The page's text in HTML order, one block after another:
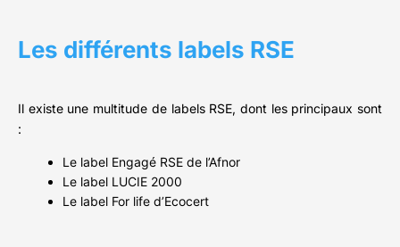
Les différents labels RSE
Il existe une multitude de labels RSE, dont les principaux sont
:
Le label Engagé RSE de l’Afnor
Le label LUCIE 2000
Le label For life d’Ecocert